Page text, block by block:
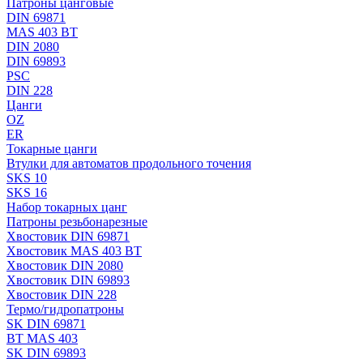
Патроны цанговые
DIN 69871
MAS 403 BT
DIN 2080
DIN 69893
PSC
DIN 228
Цанги
OZ
ER
Токарные цанги
Втулки для автоматов продольного точения
SKS 10
SKS 16
Набор токарных цанг
Патроны резьбонарезные
Хвостовик DIN 69871
Хвостовик MAS 403 BT
Хвостовик DIN 2080
Хвостовик DIN 69893
Хвостовик DIN 228
Термо/гидропатроны
SK DIN 69871
BT MAS 403
SK DIN 69893